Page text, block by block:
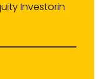
Investorin